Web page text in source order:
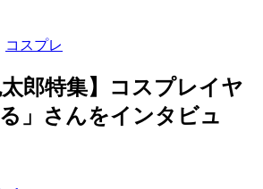
コスプレ
太郎特集】コスプレイヤ
」さんをインタビュ